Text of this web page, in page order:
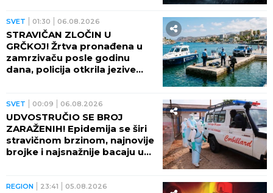
SVET 01:30 06.08.2026
STRAVIČAN ZLOČIN U
GRČKOJ! Žrtva pronađena u
zamrzivaču posle godinu
dana, policija otkrila jezive
SVET 00:09 06.08.2026
UDVOSTRUČIO SE BROJ
ZARAŽENIH! Epidemija se širi
stravičnom brzinom, najnovije
brojke i najsnažnije bacaju u
REGION 23:41 05.08.2026